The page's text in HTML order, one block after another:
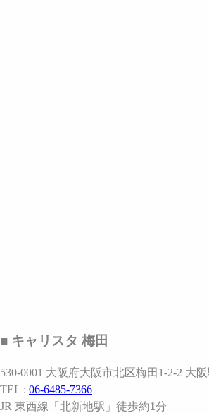
■ キャリスタ 梅田
530-0001 大阪府大阪市北区梅田1-2-2 大
TEL : 06-6485-7366
JR 東西線 「北新地駅」 徒歩約1分